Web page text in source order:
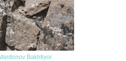
Bakhtiyor